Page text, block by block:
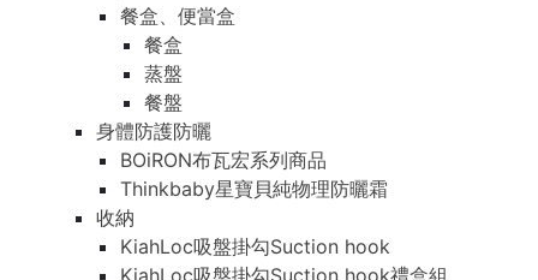
餐盒、便當盒
餐盒
蒸盤
餐盤
身體防護防曬
BOiRON布瓦宏系列商品
Thinkbaby星寶貝純物理防曬霜
收納
KiahLoc吸盤掛勾Suction hook
KiahLoc吸盤掛勾Suction hook禮盒組